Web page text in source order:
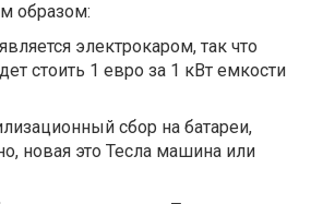
образом:
электрокаром, так что
стоить 1 евро за 1 кВт емкости
сбор на батареи,
новая это Тесла машина или